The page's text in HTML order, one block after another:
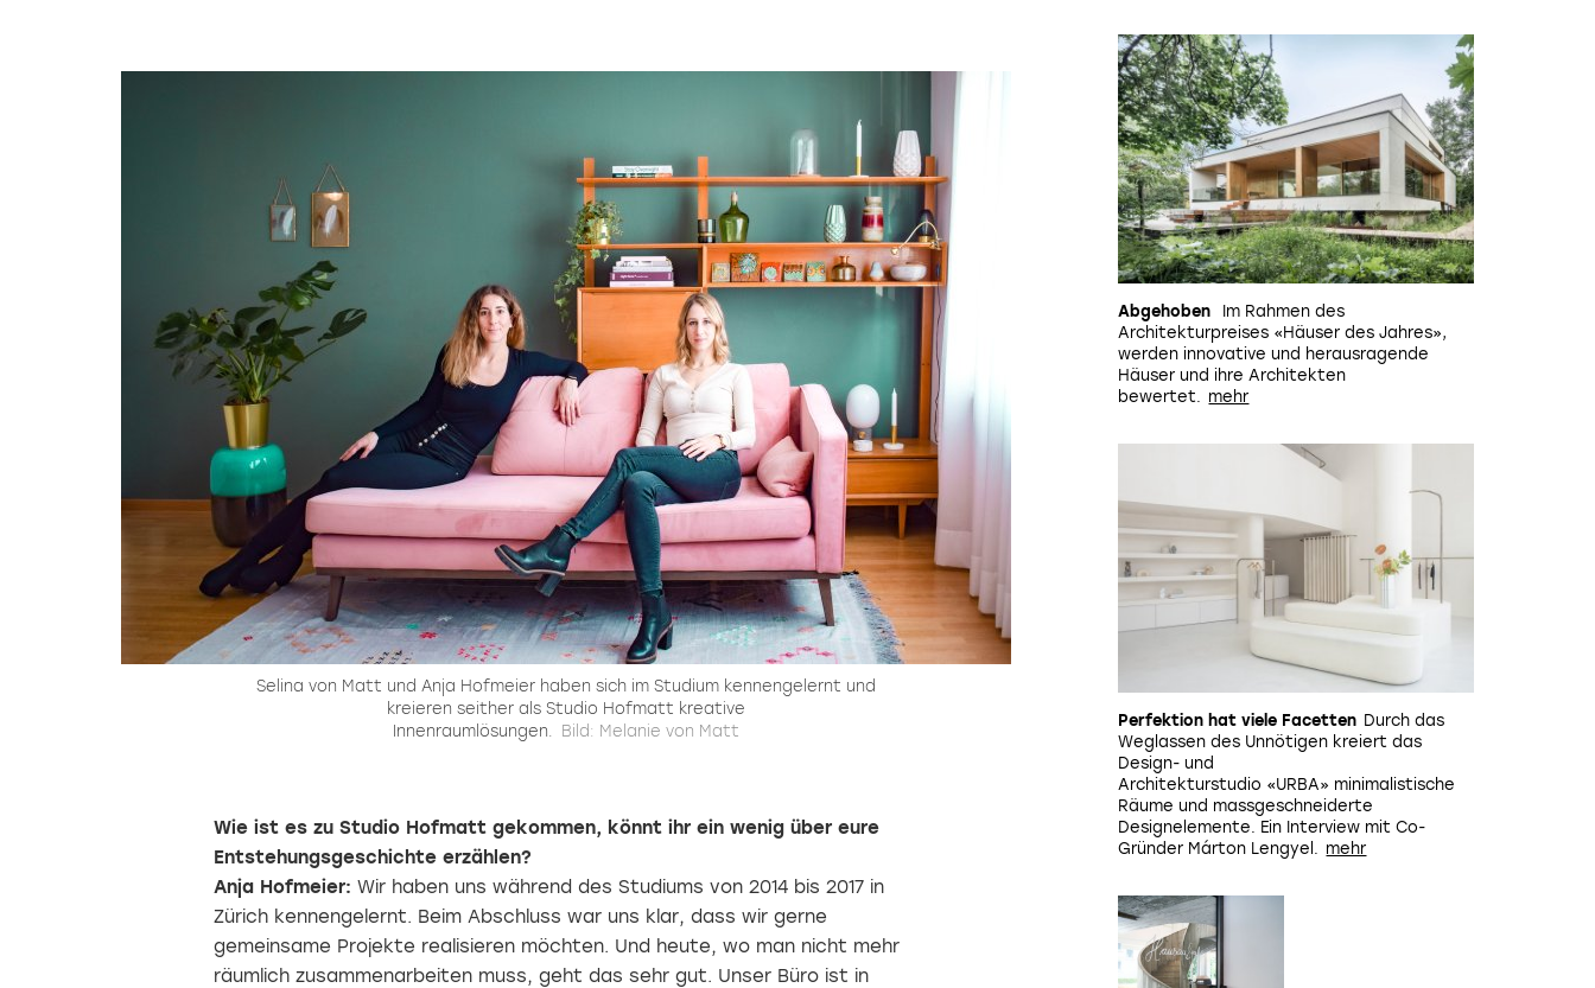
Selina von Matt und Anja Hofmeier haben sich im Studium kennengelernt und
kreieren seither als Studio Hofmatt kreative
Innenraumlösungen.
Bild: Melanie von Matt
Wie ist es zu Studio Hofmatt gekommen, könnt ihr ein wenig über eure
Entstehungsgeschichte erzählen?
Anja Hofmeier: Wir haben uns während des Studiums von 2014 bis 2017 in
Zürich kennengelernt. Beim Abschluss war uns klar, dass wir gerne
gemeinsame Projekte realisieren möchten. Und heute, wo man nicht mehr
räumlich zusammenarbeiten muss, geht das sehr gut. Unser Büro ist in
Abgehoben
Im Rahmen des
Architekturpreises «Häuser des Jahres»,
werden innovative und herausragende
Häuser und ihre Architekten
bewertet.
Perfektion hat viele Facetten Durch das
Weglassen des Unnötigen kreiert das
Design- und
Architekturstudio «URBA» minimalistische
Räume und massgeschneiderte
Designelemente. Ein Interview mit Co-
Gründer Márton Lengyel.